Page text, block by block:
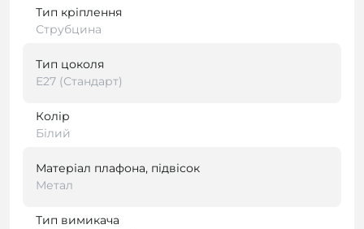
Тип кріплення
Струбцина
Тип цоколя
E27 (Стандарт)
Колір
Білий
Матеріал плафона, підвісок
Метал
Тип вимикача